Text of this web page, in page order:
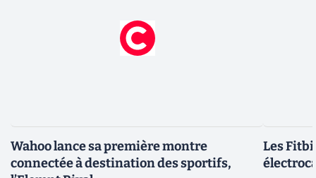
Wahoo lance sa première montre
connectée à destination des sportifs,
Les